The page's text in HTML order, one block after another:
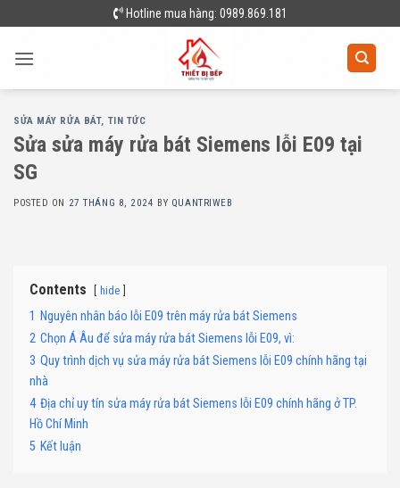
to
content
Hotline mua hàng: 0989.869.181
SỬA MÁY RỬA BÁT, TIN TỨC
Sửa sửa máy rửa bát Siemens lỗi E09 tại
SG
POSTED ON 27 THÁNG 8, 2024 BY QUANTRIWEB
Contents hide
1 Nguyên nhân báo lỗi E09 trên máy rửa bát Siemens
2 Chọn Á Âu để sửa máy rửa bát Siemens lỗi E09, vì:
3 Quy trình dịch vụ sửa máy rửa bát Siemens lỗi E09 chính hãng tại
nhà
4 Địa chỉ uy tín sửa máy rửa bát Siemens lỗi E09 chính hãng ở TP.
Hồ Chí Minh
5 Kết luận